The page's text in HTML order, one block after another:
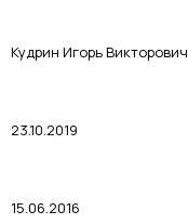
Кудрин Игорь Викторович
23.10.2019
15.06.2016